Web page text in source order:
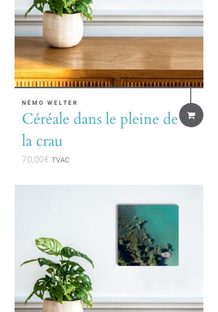
NÉMO WELTER
Céréale dans le pleine de
la crau
70,00€ TVAC